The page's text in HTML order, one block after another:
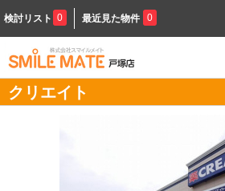
検討リスト 0 最近見た物件 0
クリエイト